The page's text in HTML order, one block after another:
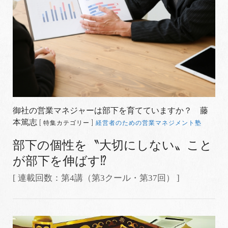
御社の営業マネジャーは部下を育てていますか？ 藤
本篤志
[ 特集カテゴリー ] 経営者のための営業マネジメント塾
部下の個性を〝大切にしない〟こと
が部下を伸ばす⁉
[ 連載回数：第4講（第3クール・第37回） ]